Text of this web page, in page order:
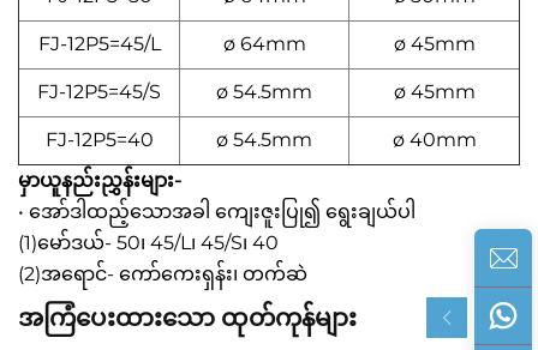
FJ-12P5=45/L ø 64mm ø 45mm
FJ-12P5=45/S ø 54.5mm ø 45mm
FJ-12P5=40 ø 54.5mm
ø 40mm
မှာယူနည်းညွှန်းများ-
• အော်ဒါထည့်သောအခါ ကျေးဇူးပြု၍ ရွေးချယ်ပါ
(1)မော်ဒယ်- 50၊ 45/L၊ 45/S၊ 40
(2)အရောင်- ကော်ကေးရှန်း၊ တက်ဆဲ
အကြံပေးထားသော ထုတ်ကုန်များ